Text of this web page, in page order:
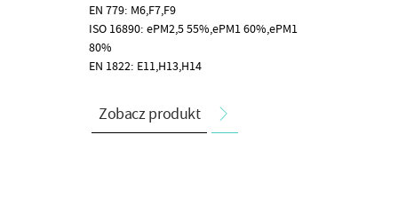
EN 779: M6,F7,F9
ISO 16890: ePM2,5 55%,ePM1 60%,ePM1
80%
EN 1822: E11,H13,H14
Zobacz produkt